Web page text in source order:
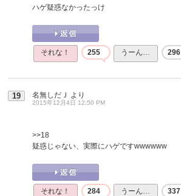
ハゲ疑惑なかったっけ
それな！ 255 うーん… 296
19 名無しだＪ より
2015年12月4日 12:50 PM
>>18
疑惑じゃない、実際にハゲですwwwwww
それな！ 284 うーん… 337